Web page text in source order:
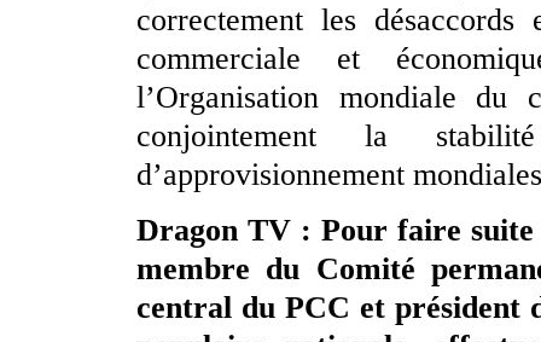
correctement les
commerciale et
l’Organisation mondiale du
conjointement la
d’approvisionnement
Dragon TV : Pour faire suite
membre du Comité
central du PCC et président